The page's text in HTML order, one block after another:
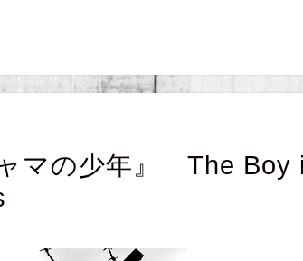
ャマの少年』 The Boy